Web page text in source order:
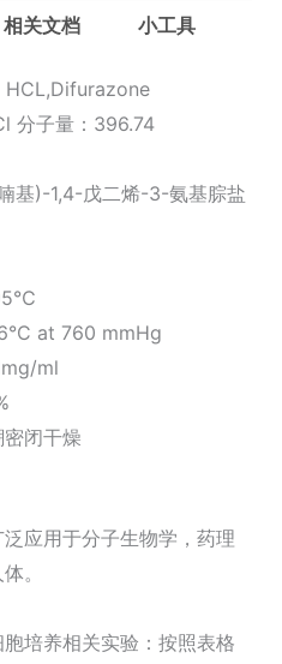
相关文档 小工具
HCL,Difurazone
分子量：396.74
基)-1,4-戊二烯-3-氨基腙盐
at 760 mmHg
ml
闭干燥
应用于分子生物学，药理
。
培养相关实验：按照表格